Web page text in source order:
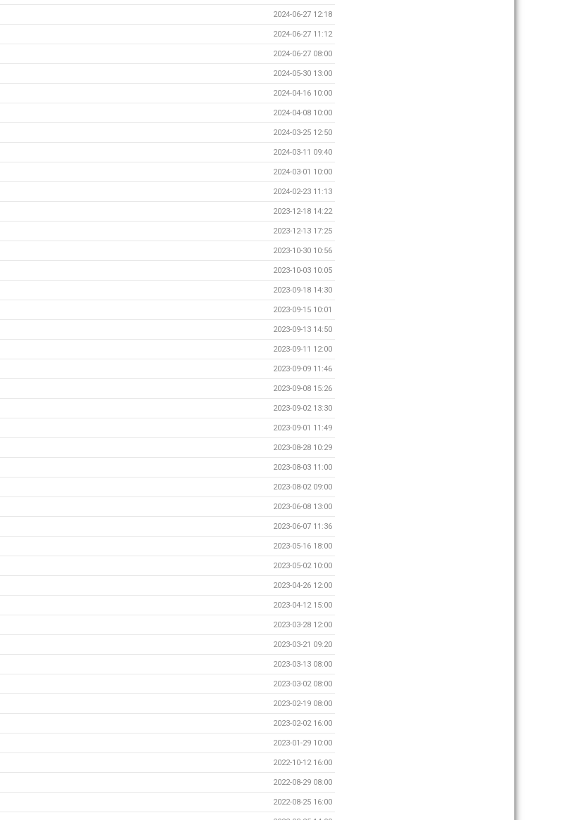
2024-06-27 12:18
2024-06-27 11:12
2024-06-27 08:00
2024-05-30 13:00
2024-04-16 10:00
2024-04-08 10:00
2024-03-25 12:50
2024-03-11 09:40
2024-03-01 10:00
2024-02-23 11:13
2023-12-18 14:22
2023-12-13 17:25
2023-10-30 10:56
2023-10-03 10:05
2023-09-18 14:30
2023-09-15 10:01
2023-09-13 14:50
2023-09-11 12:00
2023-09-09 11:46
2023-09-08 15:26
2023-09-02 13:30
2023-09-01 11:49
2023-08-28 10:29
2023-08-03 11:00
2023-08-02 09:00
2023-06-08 13:00
2023-06-07 11:36
2023-05-16 18:00
2023-05-02 10:00
2023-04-26 12:00
2023-04-12 15:00
2023-03-28 12:00
2023-03-21 09:20
2023-03-13 08:00
2023-03-02 08:00
2023-02-19 08:00
2023-02-02 16:00
2023-01-29 10:00
2022-10-12 16:00
2022-08-29 08:00
2022-08-25 16:00